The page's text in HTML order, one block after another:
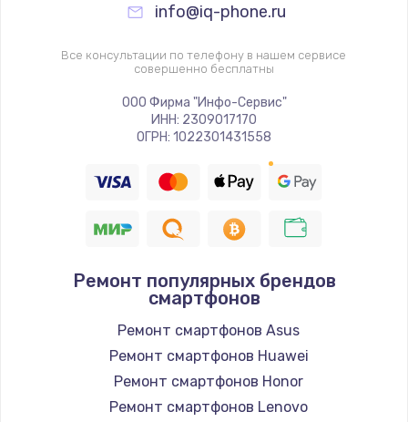
info@iq-phone.ru
Все консультации по телефону в нашем сервисе
совершенно бесплатны
ООО Фирма "Инфо-Сервис"
ИНН: 2309017170
ОГРН: 1022301431558
Ремонт популярных брендов
смартфонов
Ремонт смартфонов Asus
Ремонт смартфонов Huawei
Ремонт смартфонов Honor
Ремонт смартфонов Lenovo